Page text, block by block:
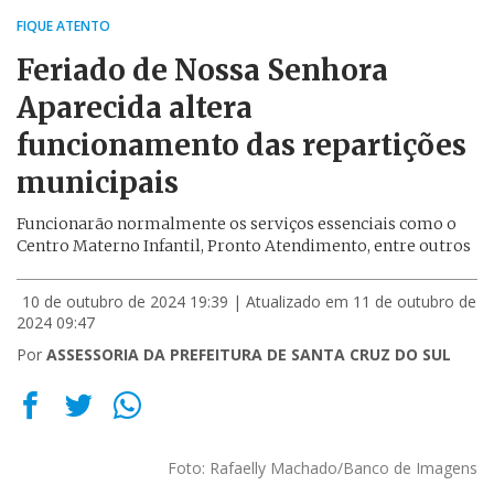
FIQUE ATENTO
Feriado de Nossa Senhora
Aparecida altera
funcionamento das repartições
municipais
Funcionarão normalmente os serviços essenciais como o
Centro Materno Infantil, Pronto Atendimento, entre outros
10 de outubro de 2024 19:39 | Atualizado em 11 de outubro de
2024 09:47
Por ASSESSORIA DA PREFEITURA DE SANTA CRUZ DO SUL
Foto: Rafaelly Machado/Banco de Imagens